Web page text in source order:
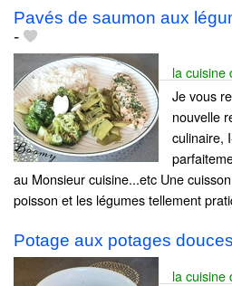
Pavés de saumon aux
-
la cuisine
Je vous
nouvelle
culinaire,
au Monsieur cuisine...etc Une
poisson et les légumes tellement
Potage aux potages
la cuisine